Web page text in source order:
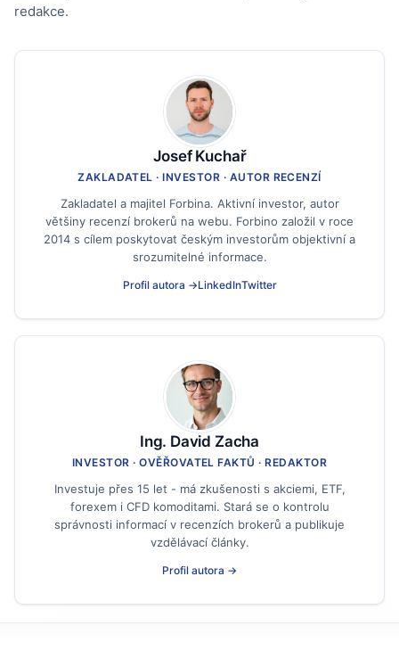
redakce.
Josef Kuchař
ZAKLADATEL · INVESTOR · AUTOR RECENZÍ
Zakladatel a majitel Forbina. Aktivní investor, autor
většiny recenzí brokerů na webu. Forbino založil v roce
2014 s cílem poskytovat českým investorům objektivní a
srozumitelné informace.
Profil autora →LinkedInTwitter
Ing. David Zacha
INVESTOR · OVĚŘOVATEL FAKTŮ · REDAKTOR
Investuje přes 15 let - má zkušenosti s akciemi, ETF,
forexem i CFD komoditami. Stará se o kontrolu
správnosti informací v recenzích brokerů a publikuje
vzdělávací články.
Profil autora →